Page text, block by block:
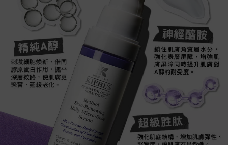
精純A醇​
刺激細胞煥新，偕同
膠原蛋白作用，撫平
深層紋路，使肌膚更
緊實，延緩老化。
神經醯胺​
鎖住肌膚角質層水分，
強化表層屏障，增強肌
膚屏障同時提升肌膚對
A醇的耐受度。​
超級胜肽​
強化肌底結構，增加肌膚彈性、